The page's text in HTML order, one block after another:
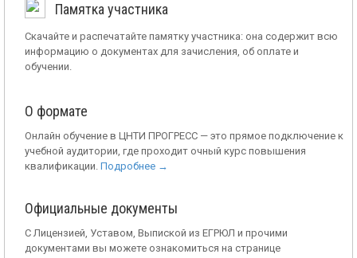
Памятка участника
Скачайте и распечатайте памятку участника: она содержит всю
информацию о документах для зачисления, об оплате и
обучении.
О формате
Онлайн обучение в ЦНТИ ПРОГРЕСС — это прямое подключение к
учебной аудитории, где проходит очный курс повышения
квалификации. Подробнее →
Официальные документы
С Лицензией, Уставом, Выпиской из ЕГРЮЛ и прочими
документами вы можете ознакомиться на странице